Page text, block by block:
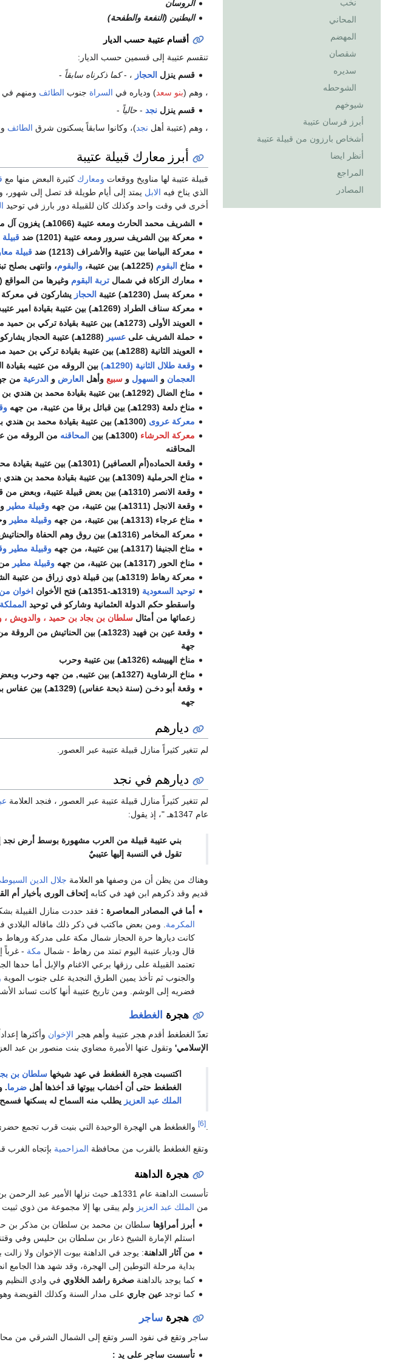
نخب
المحاني
المهضم
شقصان
سديره
الشوحطه
شيوخهم
أبرز فرسان عتيبة
أشخاص بارزون من قبيلة عتيبة
أنظر ايضا
المراجع
المصادر
الروسان
البطنين (النفعة والطفحة)
أقسام عتيبة حسب الديار
تنقسم عتيبة إلى قسمين حسب الديار:
قسم ينزل الحجاز ، -كما ذكرناه سابقاً -
، وهم (بنو سعد) ودياره في السراة جنوب الطائف ومنهم في
قسم ينزلنجد - حالياً -
، وهم (عتيبة أهل نجد)، وكانوا سابقاً يسكنون شرق الطائف
أبرز معارك قبيلة عتيبة
قبيلة عتيبة لها مناويخ ووقعات ومعارك كثيرة البعض منها مع
الذي يناخ فيه الابل يمتد إلى أيام طويلة قد تصل إلى شهور،
أخرى في وقت واحد وكذلك كان للقبيلة دور بارز في توحيد
الشريف محمد الحارث ومعه عتيبة (1066هـ) يغزون آل مغيره في العارض في الجبيله.
معركة بين الشريف سرور ومعه عتيبة (1201) ضد
معركة البياضا بين عتيبة والأشراف (1213) ضد
قبيلة
مناخ البقوم (1225هـ) بين عتيبة، والبقوم، وانتهى بصلح
معارك الزكاة في شمالتربة البقوم وغيرها من المواقع (1226هـ) بقيادة هندي بن محي
معركة بسل (1230هـ) عتيبة
الحجاز يشاركون في
معركة سناف الطراد (1269هـ) بين عتيبة بقيادة امير عتيبه تركي بن حميد،
العويند الأولى (1273هـ) بين عتيبة بقيادة تركي بن حميد من جهه،
حملة الشريف علىعسير (1288هـ) عتيبة الحجاز يشاركون حملة الشريف على عسير
العويند الثانية (1288هـ) بين عتيبة بقيادة تركي بن حميد من جهه،
وقعة طلال الثانية (1290هـ)
بين الروقه من عتيبه
العجمان و السهول وسبيع وأهل العارض و الدرعية من
مناخ الضال (1292هـ) بين عتيبة بقيادة محمد بن هندي بن حميد و
مناخ دلعة (1293هـ) بين قبائل برقا من عتيبة، من جهه
معركة عروى (1300هـ) بين عتيبة بقيادة محمد بن هندي بن حميد ضد حاكم حايل الأمير
معركة الحرشاء (1300هـ) بين المحاقنه من الروقه من
المحاقنه
وقعة الحماده(أم العصافير) (1301هـ) بين عتيبة بقيادة محمد بن هندي بن حميد ، من جهه،
مناخ الحرملية (1309هـ) بين عتيبة بقيادة محمد بن هندي بن حميد ، من جهه
وقعة الانصر (1310هـ) بين بعض قبيلة عتيبة، وبعض من قبيلة
وقعة الانجل (1311هـ) بين عتيبة، من جهه
وقبيلة مطير
مناخ عرجاء (1313هـ) بين عتيبة، من جهه
وقبيلة مطير
معركة المخامر (1316هـ) بين روق وهم الحفاة والحناتيش بقيادة بن محيا
مناخ الجنيفا (1317هـ) بين عتيبة، من جهه
وقبيلة مطير
مناخ الحور (1317هـ) بين عتيبة، من جهه
وقبيلة مطير
معركة رهاط (1319هـ) بين قبيلة ذوي زراق من عتيبة الشيخ عابد بن عبدالله السحماني الزراقي العتيبي من جهه
توحيد السعودية (1319هـ-1351هـ) فتح الأخوان اخوان
واسقطو حكم الدولة العثمانية وشاركو في توحيد
زعمائها من أمثالسلطان بن بجاد بن حميد ، والدويش ،
وقعة عين بن فهيد (1323هـ) بين
جهة
مناخ الهييشه (1326هـ) بين عتيبة وحرب
مناخ الرشاوية (1327هـ) بين عتيبه, من جهه وحرب وبعض من
وقعة أبو دخـن (سنة ذبحة عفاس) (1329هـ) بين عفاس بن محيا تسانده بعض قبائل عتيبة من جهه
جهه
ديارهم
لم تتغير كثيراً منازل قبيلة عتيبة عبر العصور.
ديارهم في نجد
لم تتغير كثيراً منازل قبيلة عتيبة عبر العصور ، فنجد العلامة
عام 1347هـ "، إذ يقول:
بني عتيبة قبيلة من العرب مشهورة بوسط أرض
تقول في النسبة إليها عتيبيٌ
وهناك من يظن أن من وصفها هو العلامة جلال الدين
قديم وقد ذكرهم ابن فهد في كتابه إتحاف الورى بأخبار أم
أما في المصادر المعاصرة : فقد حددت منازل القبيلة
المكرمة. ومن بعض ماكتب في ذكر ذلك ماقاله
كانت ديارها حرة الحجاز شمال مكة على مدركة ورهاط
قال وديار عتيبة اليوم تمتد من رهاط - شمال مكة -
تعتمد القبيلة على رزقها برعي الاغنام والإبل أما
والجنوب ثم تأخذ يمين الطرق النجدية على جنوب الموية
فضريه إلى الوشم. ومن تاريخ عتيبة أنها كانت تساند
هجرة الغطغط
تعدّ الغطغط أقدم هجر عتيبة وأهم هجر الإخوان وأكثرها
الإسلامي' وتقول عنها الأميرة مضاوي بنت منصور بن عبد
اكتسبت هجرة الغطغط في عهد شيخها سلطان بن
الغطغط حتى أن أخشاب بيوتها قد أخذها أهل ضرما.
الملك عبد العزيز يطلب منه السماح له بسكنها فسمح
[6] والغطغط هي الهجرة الوحيدة التي بنيت قرب تجمع
وتقع الغطغط بالقرب من محافظة المزاحمية بإتجاه الغرب
هجرة الداهنة
تأسست الداهنة عام 1331هـ حيث نزلها
من الملك عبد العزيز ولم يبقى بها إلا مجموعة من ذوي ثبيت وذلك عام 1347هـ ،
أبرز أمراؤها سلطان بن محمد بن سلطان بن مذكر بن
استلم الإمارة الشيخ ذعار بن سلطان بن حليس وفي
من آثار الداهنة: يوجد في الداهنة بيوت الإخوان ولا
بداية مرحلة التوطين إلى الهجرة، وقد شهد هذا الجامع انطلاقة 2000 مقاتل بقيادة الشيخ عمر بن عبد الرحمن ابن ربيعان وذلك للمشاركة في
كما يوجد بالداهنةصخرة راشد الخلاوي في وادي النظيم
كما توجدعين جاري على مدار السنة وكذلك القويضة
هجرة ساجر
ساجر وتقع في نفود السر وتقع إلى الشمال الشرقي من
تأسست ساجر على يد :